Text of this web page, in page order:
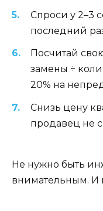
Спроси у 2–3
последний
Посчитай
замены ÷
20% на
Снизь цену
продавец не
Не нужно быть
внимательным. И